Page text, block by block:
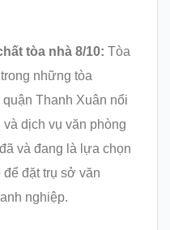
tòa nhà 8/10: Tòa
những tòa
Thanh Xuân nổi
dịch vụ văn phòng
và đang là lựa chọn
đặt trụ sở văn
nghiệp.